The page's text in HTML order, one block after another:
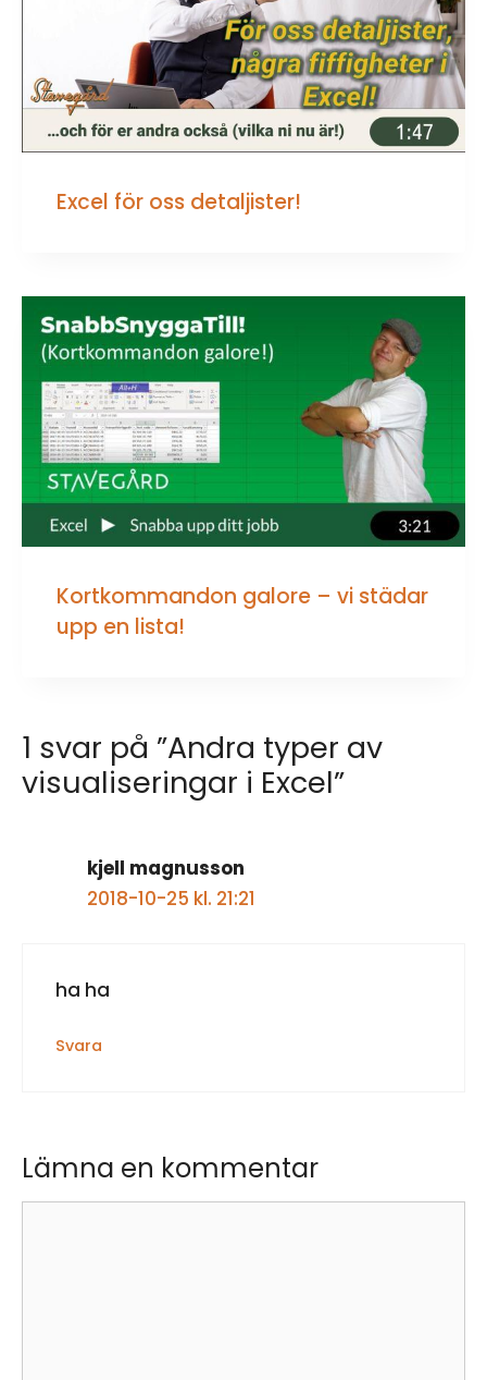
Excel för oss detaljister!
Kortkommandon galore – vi städar
upp en lista!
1 svar på ”Andra typer av
visualiseringar i Excel”
kjell magnusson
2018-10-25 kl. 21:21
ha ha
Svara
Lämna en kommentar